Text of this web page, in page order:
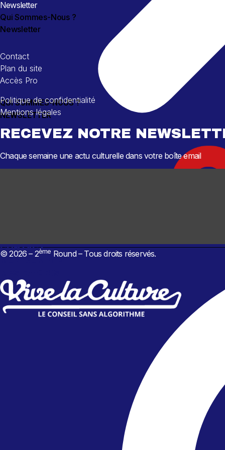
QUI SOMMES-NOUS ?
NEWSLETTER
CONTACT
Newsletter
Qui Sommes-Nous ?
Newsletter
Contact
Plan du site
Accès Pro
Politique de confidentialité
Mentions légales
RECEVEZ NOTRE
Chaque semaine une actu culturelle dans votre boîte email
© 2026 – 2ème Round – Tous droits réservés.